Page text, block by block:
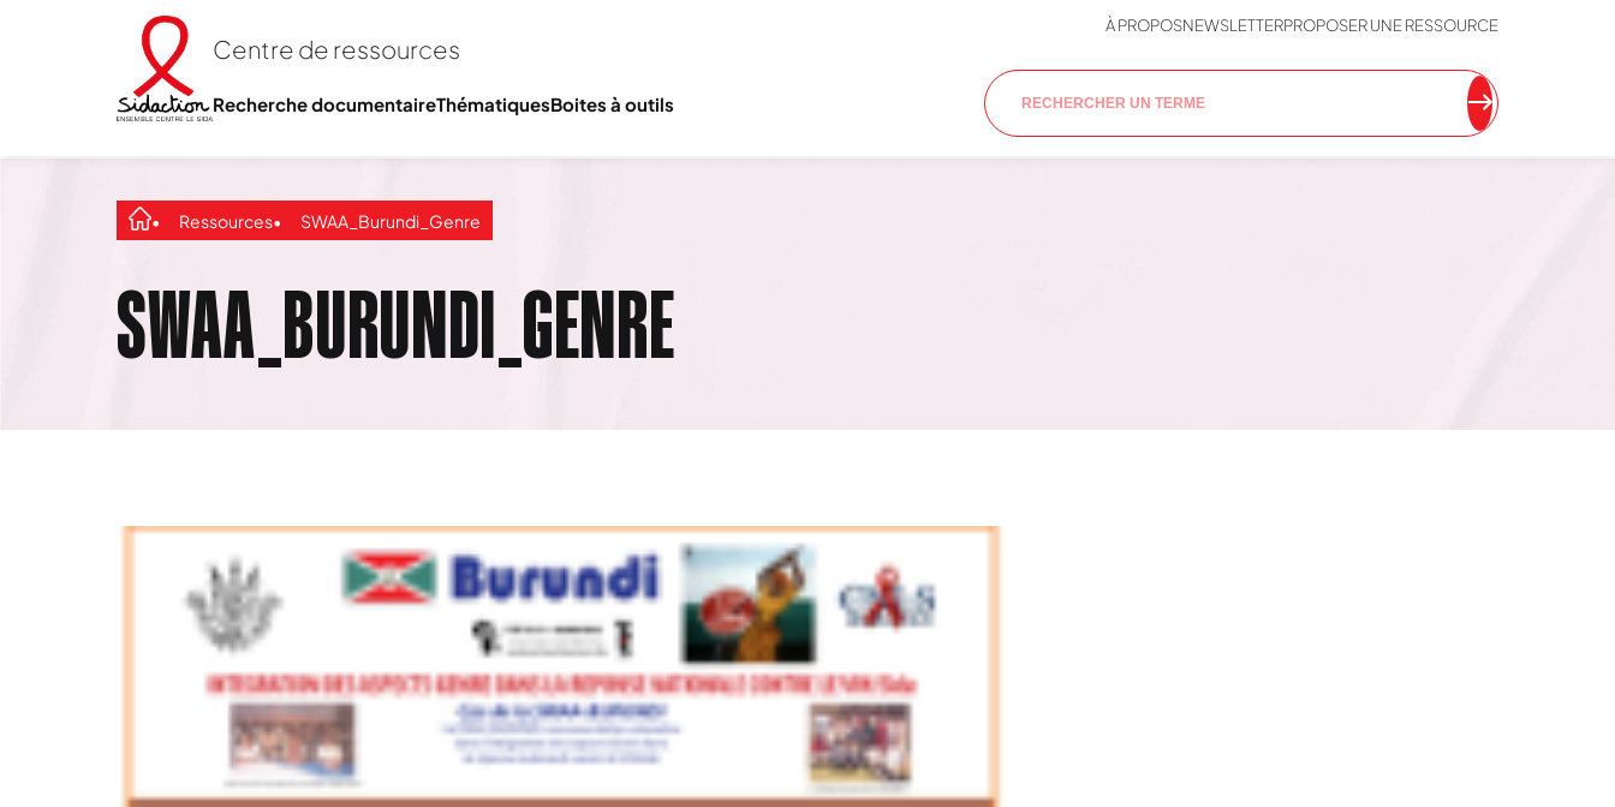
Centre de ressources
À PROPOSNEWSLETTERPROPOSER UNE RESSOURCE
Recherche documentaireThématiquesBoites à outils
Ressources SWAA_Burundi_Genre
SWAA_BURUNDI_GENRE